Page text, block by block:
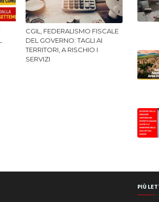
CGIL, FEDERALISMO FISCALE
DEL GOVERNO: TAGLI AI
TERRITORI, A RISCHIO I
SERVIZI
PIÙ